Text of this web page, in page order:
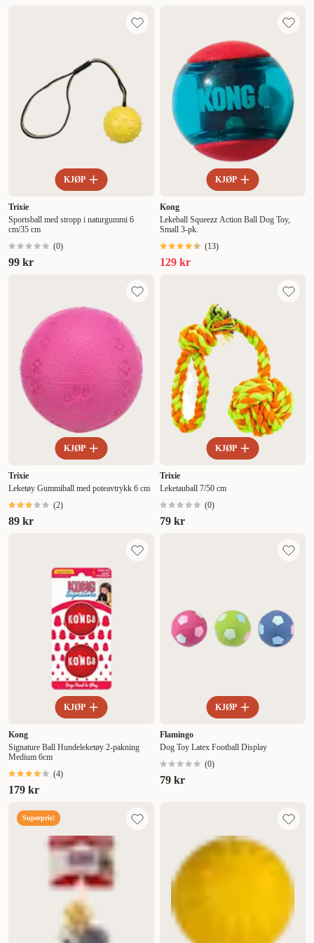
KJØP
Trixie
Sportsball med stropp i naturgummi 6
cm/35 cm
(0)
99 kr
KJØP
Kong
Lekeball Squeezz Action Ball Dog Toy,
Small 3-pk.
(13)
129 kr
KJØP
Trixie
Leketøy Gummiball med poteavtrykk 6 cm
(2)
89 kr
KJØP
Trixie
Leketauball 7/50 cm
(0)
79 kr
KJØP
Kong
Signature Ball Hundeleketøy 2-pakning
Medium 6cm
(4)
179 kr
KJØP
Flamingo
Dog Toy Latex Football Display
(0)
79 kr
Superpris!